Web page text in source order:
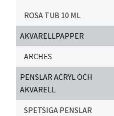
ROSA TUB 10 ML
AKVARELLPAPPER
ARCHES
PENSLAR ACRYL OCH
AKVARELL
SPETSIGA PENSLAR